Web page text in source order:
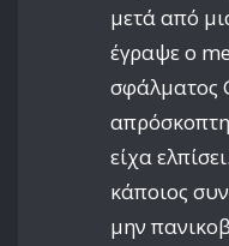
μετά από
έγραψε ο
σφάλματος
είχα
κάποιος
μην